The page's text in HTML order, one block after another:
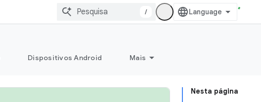
/
Dispositivos Android Mais
Nesta página